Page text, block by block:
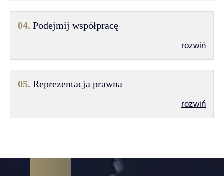
04. Podejmij współpracę
rozwiń
05. Reprezentacja prawna
rozwiń